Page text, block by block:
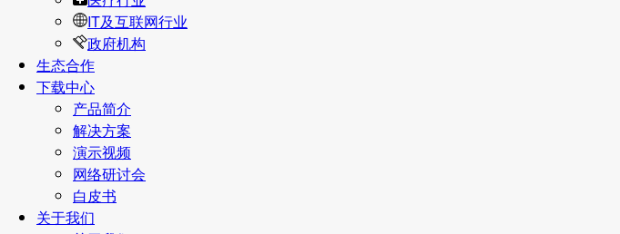
IT及互联网行业
政府机构
生态合作
下载中心
产品简介
解决方案
演示视频
网络研讨会
白皮书
关于我们